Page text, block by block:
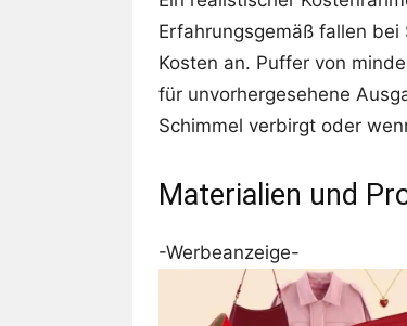
Erfahrungsgemäß fallen
Kosten an. Puffer von
für unvorhergesehene
Schimmel verbirgt oder
Materialien und
-Werbeanzeige-